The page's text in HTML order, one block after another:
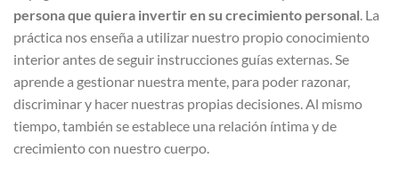
persona que quiera invertir en su crecimiento personal . La
práctica nos enseña a utilizar nuestro propio conocimiento
interior antes de seguir instrucciones guías externas. Se
aprende a gestionar nuestra mente, para poder razonar,
discriminar y hacer nuestras propias decisiones. Al mismo
tiempo, también se establece una relación íntima y de
crecimiento con nuestro cuerpo.